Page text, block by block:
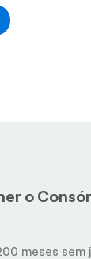
o
meses sem